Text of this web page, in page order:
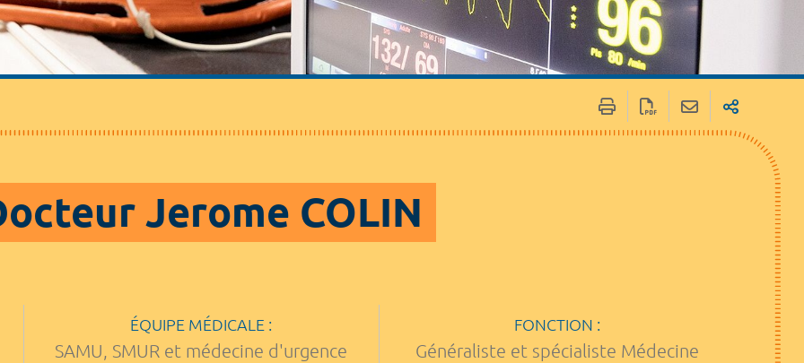
Jerome COLIN
ÉQUIPE MÉDICALE :
SAMU, SMUR et médecine d'urgence
FONCTION :
Généraliste et spécialiste Médecine